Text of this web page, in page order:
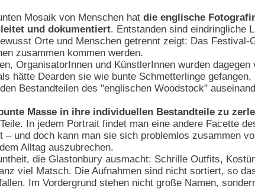
Mosaik von Menschen hat die englische
und dokumentiert. Entstanden sind eindringliche
Orte und Menschen getrennt zeigt: Das
zusammen kommen werden.
OrganisatorInnen und KünstlerInnen wurden
hätte Dearden sie wie bunte Schmetterlinge
Bestandteilen des "englischen Woodstock"
Masse in ihre individuellen Bestandteile zu
In jedem Portrait findet man eine andere Facette
– und doch kann man sie sich problemlos zusammen
Alltag auszubrechen.
die Glastonbury ausmacht: Schrille Outfits,
viel Matsch. Die Aufnahmen sind nicht sortiert, so
Im Vordergrund stehen nicht große Namen,